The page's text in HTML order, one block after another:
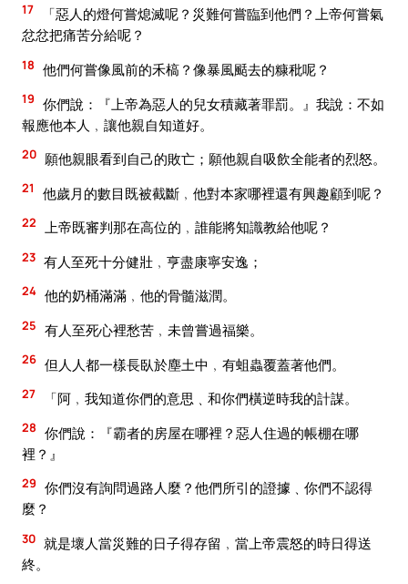
17
「惡人的燈何嘗熄滅呢？災難何嘗臨到他們？上帝何嘗氣
忿忿把痛苦分給呢？
18 他們何嘗像風前的禾槁？像暴風颳去的糠秕呢？
19 你們說：『上帝為惡人的兒女積藏著罪罰。』我說：不如
報應他本人﹐讓他親自知道好。
20 願他親眼看到自己的敗亡；願他親自吸飲全能者的烈怒。
21 他歲月的數目既被截斷﹐他對本家哪裡還有興趣顧到呢？
22 上帝既審判那在高位的﹐誰能將知識教給他呢？
23 有人至死十分健壯﹐亨盡康寧安逸；
24 他的奶桶滿滿﹐他的骨髓滋潤。
25 有人至死心裡愁苦﹐未曾嘗過福樂。
26 但人人都一樣長臥於塵土中﹐有蛆蟲覆蓋著他們。
27 「阿﹐我知道你們的意思﹑和你們橫逆時我的計謀。
28 你們說：『霸者的房屋在哪裡？惡人住過的帳棚在哪
裡？』
29 你們沒有詢問過路人麼？他們所引的證據﹑你們不認得
麼？
30 就是壞人當災難的日子得存留﹐當上帝震怒的時日得送
終。